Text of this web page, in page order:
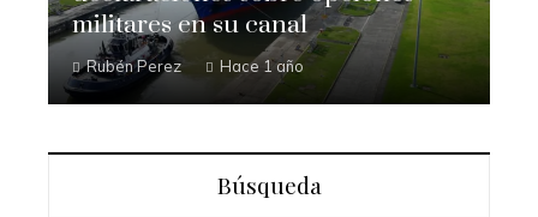
militares en su canal
Rubén Perez Hace 1 año
Búsqueda